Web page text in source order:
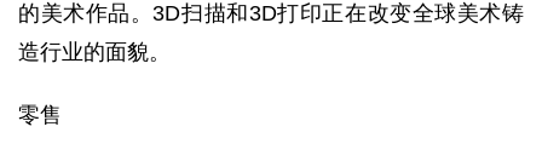
的美术作品。3D扫描和3D打印正在改变全球美术铸
造行业的面貌。
零售